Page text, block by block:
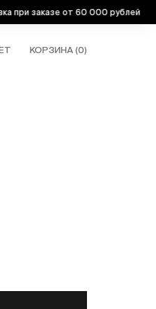
заказе от 60 000 рублей
КОРЗИНА (0)